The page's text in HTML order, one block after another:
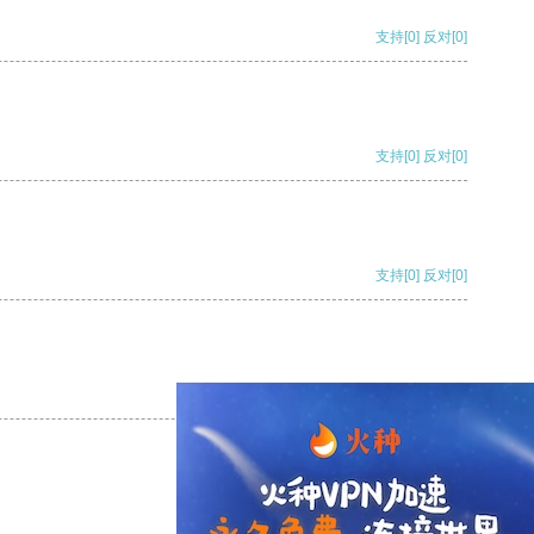
支持[0] 反对[0]
支持[0] 反对[0]
支持[0] 反对[0]
支持 [0] 反对 [0]